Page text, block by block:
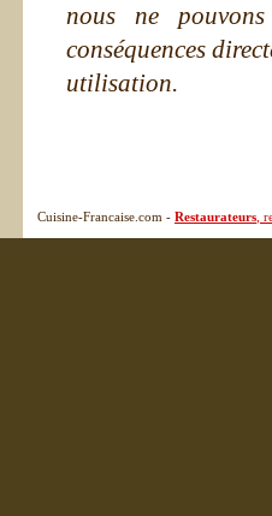
nous ne
conséquences
utilisation.
Cuisine-Francaise.com - Restaurateurs ,